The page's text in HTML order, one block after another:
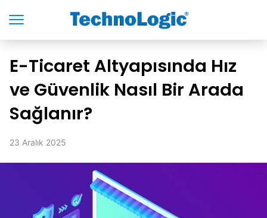
E-Ticaret Altyapısında Hız
ve Güvenlik Nasıl Bir Arada
Sağlanır?
23 Aralık 2025